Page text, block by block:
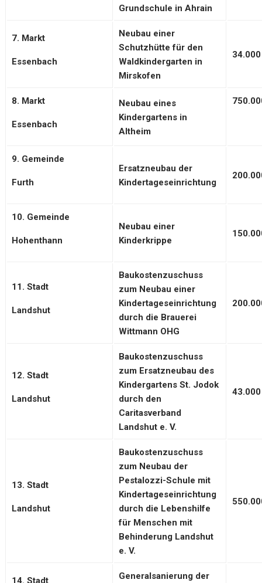
Grundschule in Ahrain
7. Markt
Essenbach
Neubau einer
Schutzhütte für den
Waldkindergarten in
Mirskofen
34.000
8. Markt
Essenbach
Neubau eines
Kindergartens in
Altheim
9. Gemeinde
Furth
Ersatzneubau der
Kindertageseinrichtung
10. Gemeinde
Hohenthann
Neubau einer
Kinderkrippe
11. Stadt
Landshut
Baukostenzuschuss
zum Neubau einer
Kindertageseinrichtung
durch die Brauerei
Wittmann OHG
12. Stadt
Landshut
Baukostenzuschuss
zum Ersatzneubau des
Kindergartens St. Jodok
durch den
Caritasverband
Landshut e. V.
43.000
13. Stadt
Landshut
Baukostenzuschuss
zum Neubau der
Pestalozzi-Schule mit
Kindertageseinrichtung
durch die Lebenshilfe
für Menschen mit
Behinderung Landshut
e. V.
14. Stadt Generalsanierung der